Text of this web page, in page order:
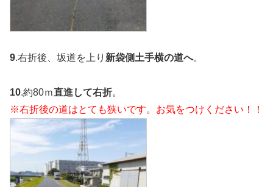
9.右折後、坂道を上り 新袋側土手横の道へ。
10.約80ｍ直進して右折。
※右折後の道はとても狭いです。お気をつけください！！